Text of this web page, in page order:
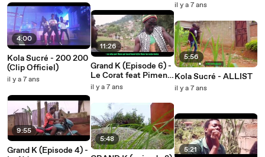
4:00
Kola Sucré - 200 200
(Clip Officiel)
il y a 7 ans
9:55
Grand K (Episode 4) -
11:26
Grand K (Episode 6) -
Le Corat feat Piment
Noir
il y a 7 ans
5:48
il y a 7 ans
5:56
Kola Sucré - ALLIST
il y a 7 ans
5:21